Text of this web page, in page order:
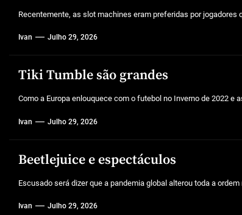
Recentemente, as slot machines eram preferidas por
Ivan Julho 29, 2026
Tiki Tumble são grandes
Como a Europa enlouquece com o futebol no Inverno de 2022
Ivan Julho 29, 2026
Beetlejuice e espectáculos
Escusado será dizer que a pandemia global alterou toda a
Ivan Julho 29, 2026